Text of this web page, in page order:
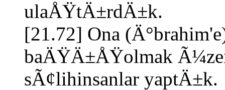
ulaÅŸtÄ±rdÄ±k.
[21.72] Ona
baÄŸÄ±ÅŸolmak
sÃ¢lihinsanlar yaptÄ±k.